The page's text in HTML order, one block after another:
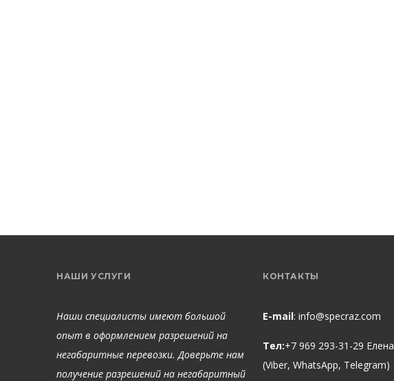
НАШИ УСЛУГИ
Наши специалисты имеют большой
опыт в оформлением разрешений на
негабаритные перевозки. Доверьте нам
получение разрешений на негабаритный
КОНТАКТЫ
E-mail: info@specraz.com
Тел:+7 969 293-31-29 Елена
(Viber, WhatsApp, Telegram)